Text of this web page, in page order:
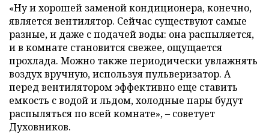
«Ну и хорошей заменой кондиционера, конечно,
является вентилятор. Сейчас существуют самые
разные, и даже с подачей воды: она распыляется,
и в комнате становится свежее, ощущается
прохлада. Можно также периодически увлажнять
воздух вручную, используя пульверизатор. А
перед вентилятором эффективно еще ставить
емкость с водой и льдом, холодные пары будут
распыляться по всей комнате», – советует
Духовников.